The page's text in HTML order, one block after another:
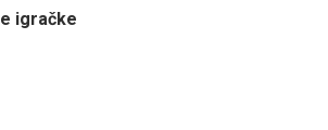
igračke